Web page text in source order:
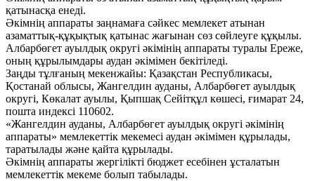
қатынасқа енеді.
Әкімнің аппараты заңнамаға сәйкес мемлекет атынан
азаматтық-құқықтық қатынас жағынан сөз сөйлеуге құқылы.
Албарбөгет ауылдық округі әкімінің аппараты туралы Ереже,
оның құрылымдары аудан әкімімен бекітіледі.
Заңды тұлғаның мекенжайы: Қазақстан Республикасы,
Қостанай облысы, Жангелдин ауданы, Албарбөгет ауылдық
округі, Көкалат ауылы, Қыпшақ Сейітқұл көшесі, ғимарат 24,
пошта индексі 110602.
«Жангелдин ауданы, Албарбөгет ауылдық округі әкімінің
аппараты» мемлекеттік мекемесі аудан әкімімен құрылады,
таратылады және қайта құрылады.
Әкімнің аппараты жергілікті бюджет есебінен ұсталатын
мемлекеттік мекеме болып табылады.